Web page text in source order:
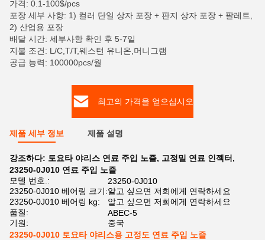
가격: 0.1-100$/pcs
포장 세부 사항: 1) 컬러 단일 상자 포장 + 판지 상자 포장 + 팔레트,
2) 산업용 포장
배달 시간: 세부사항 확인 후 5-7일
지불 조건: L/C,T/T,웨스턴 유니온,머니그램
공급 능력: 100000pcs/월
최고의 가격을 얻으십시오
제품 세부 정보 제품 설명
강조하다: 토요타 야리스 연료 주입 노즐, 고정밀 연료 인젝터 ,
23250-0J010 연료 주입 노즐
모델 번호.:
23250-0J010
23250-0J010 베어링 크기:알고 싶으면 저희에게 연락하세요
23250-0J010 베어링 kg:
알고 싶으면 저희에게 연락하세요
품질:
ABEC-5
기원:
중국
23250-0J010 토요타 야리스용 고정도 연료 주입 노즐